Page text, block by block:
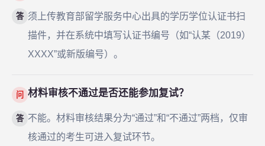
答 须上传教育部留学服务中心出具的学历学位认证书扫
描件，并在系统中填写认证书编号（如“认某（2019）
XXXX”或新版编号）。
问 材料审核不通过是否还能参加复试？
答 不能。材料审核结果分为“通过”和“不通过”两档，仅审
核通过的考生可进入复试环节。